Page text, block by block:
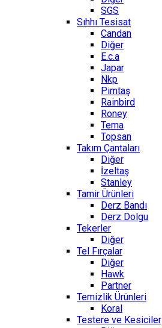
SGS
Sıhhı Tesisat
Candan
Diğer
E.c.a
Japar
Nkp
Pimtaş
Rainbird
Roney
Tema
Topsan
Takım Çantaları
Diğer
İzeltaş
Stanley
Tamir Ürünleri
Derz Bandı
Derz Dolgu
Tekerler
Diğer
Tel Fırçalar
Diğer
Hawk
Partner
Temizlik Ürünleri
Koral
Testere ve Kesiciler